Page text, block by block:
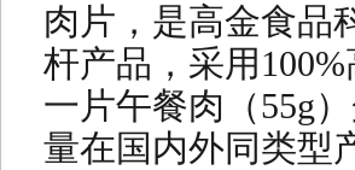
肉片，是高金食品
杆产品，采用
一片午餐肉（55g
量在国内外同类型